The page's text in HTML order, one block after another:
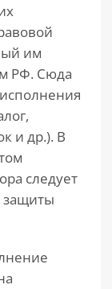
им
РФ. Сюда
и др.). В
следует
защиты